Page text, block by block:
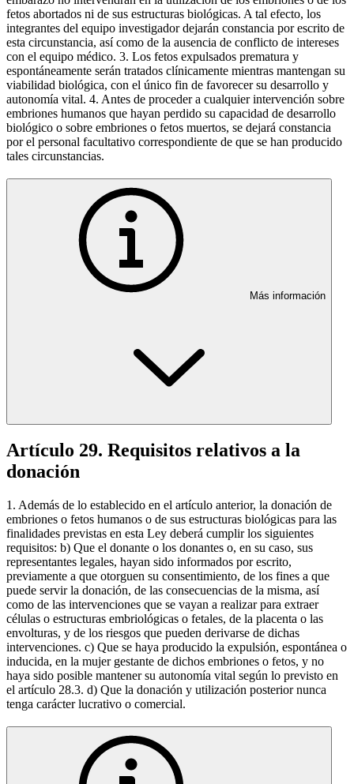
fetos abortados ni de sus estructuras biológicas. A tal efecto, los
integrantes del equipo investigador dejarán constancia por escrito de
esta circunstancia, así como de la ausencia de conflicto de intereses
con el equipo médico. 3. Los fetos expulsados prematura y
espontáneamente serán tratados clínicamente mientras mantengan su
viabilidad biológica, con el único fin de favorecer su desarrollo y
autonomía vital. 4. Antes de proceder a cualquier intervención sobre
embriones humanos que hayan perdido su capacidad de desarrollo
biológico o sobre embriones o fetos muertos, se dejará constancia
por el personal facultativo correspondiente de que se han producido
tales circunstancias.
Más información
Artículo 29. Requisitos relativos a la
donación
1. Además de lo establecido en el artículo anterior, la donación de
embriones o fetos humanos o de sus estructuras biológicas para las
finalidades previstas en esta Ley deberá cumplir los siguientes
requisitos: b) Que el donante o los donantes o, en su caso, sus
representantes legales, hayan sido informados por escrito,
previamente a que otorguen su consentimiento, de los fines a que
puede servir la donación, de las consecuencias de la misma, así
como de las intervenciones que se vayan a realizar para extraer
células o estructuras embriológicas o fetales, de la placenta o las
envolturas, y de los riesgos que pueden derivarse de dichas
intervenciones. c) Que se haya producido la expulsión, espontánea o
inducida, en la mujer gestante de dichos embriones o fetos, y no
haya sido posible mantener su autonomía vital según lo previsto en
el artículo 28.3. d) Que la donación y utilización posterior nunca
tenga carácter lucrativo o comercial.